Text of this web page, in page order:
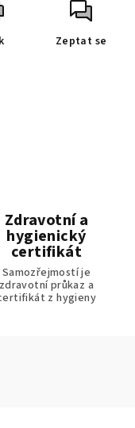
Zeptat se
Zdravotní a
hygienický
certifikát
Samozřejmostí je
zdravotní průkaz a
z hygieny